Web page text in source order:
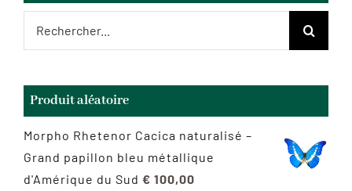
Produit aléatoire
Morpho Rhetenor Cacica naturalisé –
Grand papillon bleu métallique
d'Amérique du Sud € 100,00